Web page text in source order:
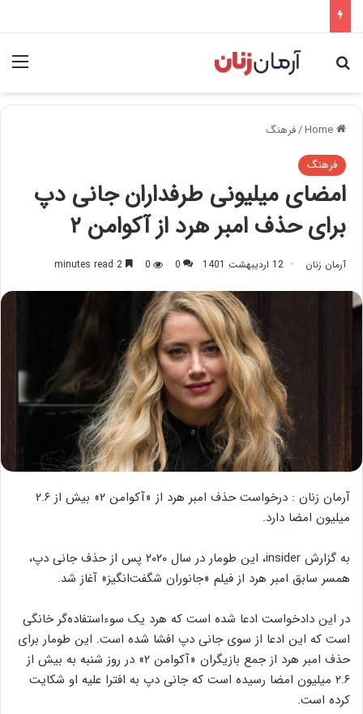
Search for
/فرهنگ
فرهنگ
امضای میلیونی طرفداران جانی دپ
برای حذف امبر هرد از آکوامن ۲
آرمان زنان 12 اردیبهشت 1401 0
0
آرمان زنان : درخواست حذف امبر هرد از «آکوامن ۲» بیش از ۲.۶
میلیون امضا دارد.
به گزارش insider، این طومار در سال ۲۰۲۰ پس از حذف جانی دپ،
همسر سابق امبر هرد از فیلم «جانوران شگفت‌انگیز» آغاز شد.
در این دادخواست ادعا شده است که هرد یک سوءاستفاده‌گر خانگی
است که این ادعا از سوی جانی دپ افشا شده است. این طومار برای
حذف امبر هرد از جمع بازیگران «آکوامن ۲» در روز شنبه به بیش از
۲.۶ میلیون امضا رسیده است که جانی دپ به افترا علیه او شکایت
کرده است.